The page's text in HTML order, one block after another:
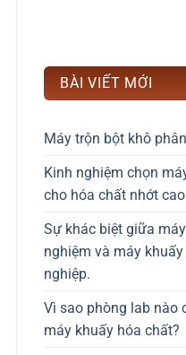
BÀI VIẾT MỚI
Máy trộn bột khô
Kinh nghiệm chọn
cho hóa chất nhớt cao
Sự khác biệt giữa
nghiệm và máy khuấy
nghiệp.
Vì sao phòng lab nào
máy khuấy hóa chất?